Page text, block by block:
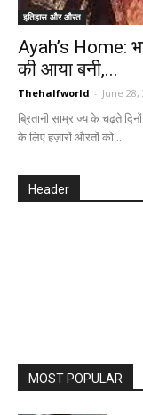
इतिहास और औरत
Ayah’s Home:
की आया बनी,...
Thehalfworld - June 28,
ब्रितानी साम्राज्य के चढ़ते
के लिए हज़ारों औरतों को...
Header
MOST POPULAR